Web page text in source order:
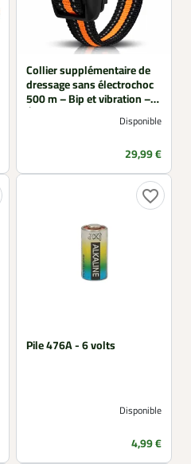
Collier supplémentaire de
dressage sans électrochoc
500 m – Bip et vibration –
Disponible
Prix
29,99 €
favorite_border
Pile 476A - 6 volts
Disponible
Prix
4,99 €